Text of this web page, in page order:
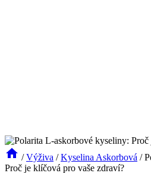
/ Výživa / Kyselina Askorbová /
Proč je klíčová pro vaše zdraví?